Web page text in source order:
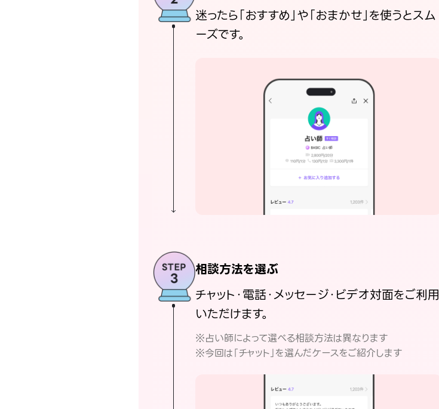
迷ったら「おすすめ」や「おまかせ」を使うとスム
ーズです。
相談方法を選ぶ
チャット・電話・メッセージ・ビデオ対面をご利用
いただけます。
※占い師によって選べる相談方法は異なります
※今回は「チャット」を選んだケースをご紹介します